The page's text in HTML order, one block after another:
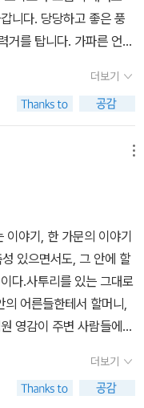
버지 창식을 닮아서 난봉
산을 아들 창식과 손자
른 것은 아니야. 첩한테낳
인 열다섯 살이었어. 그
사채업을 맡아 하는석서
업을 하지만 윤직원은
과 나라 밖 소식도 듣곤
던 시기였어. 너희들도
웠을 거야. 석서방이 이
파하려고 중국을 도와준
했지만, 윤직원이 생각하
라고 생각했지. 당연히 일
의 오른팔이라고 할수 있
영감의 진정한 심복으
대복은 딱 필요한 것만
하고 있는 윤직원의 딸
사변을 미지의 호수에
는 것을 두고 하루 한 번
그렇다는 생각에 이번에
말만 그러한 제목. 실은 빈
소설. “문학의 힘은 얼
다. 혹 수소문하여 누군
이 비근한 사례가 아닐
이지만 - 누가 그랬더
리의 식민지 시대는 제 2
내로라하는 문사들의 연
더 정확히 말해보자. 그걸
때도 지금이나 다를 바 없
랑을 받았다고 한다. 그
에서 문학의 후임이 되
살(笑殺), 말 그대로 “웃
땅에는 윤직원 영감 같
니다. 당당하고 좋은 풍
거를 탑니다. 가파른 언덕
의 재산가로서 너그럽게
하게 구는 모습에선 속
재밌게 쓰여진 근대 소설
오발탄도 읽으면서 우
니다. 계속 문학과 지성
고향을 구입하여 두었
주로 읽다가 문득 책을 통
한 글을 남겨 시대적 상황
께 고마운 마음이 듭니다.
이나 200년전이나그다
이 욕심을 내면서 약자에
해 가는 모습이 지금도 별
더보기
이야기, 한 가문의 이야기
있으면서도, 그 안에 할
다.사투리를 있는 그대로
어른들한테서 할머니,
영감이 주변 사람들에게
밖에 모르고, 일본을 두
각하지 않는다.돈이 너
더보기